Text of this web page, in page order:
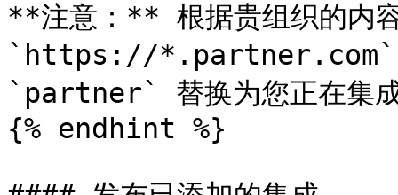
**注意：** 根据贵组织的内
`https://*.partner.com` 到
`partner` 替换为您正在集成
{% endhint %}